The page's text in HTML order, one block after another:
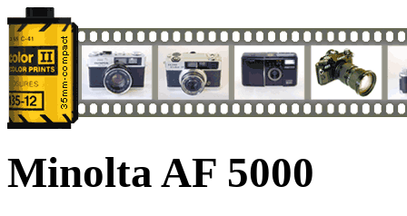
Minolta AF 5000